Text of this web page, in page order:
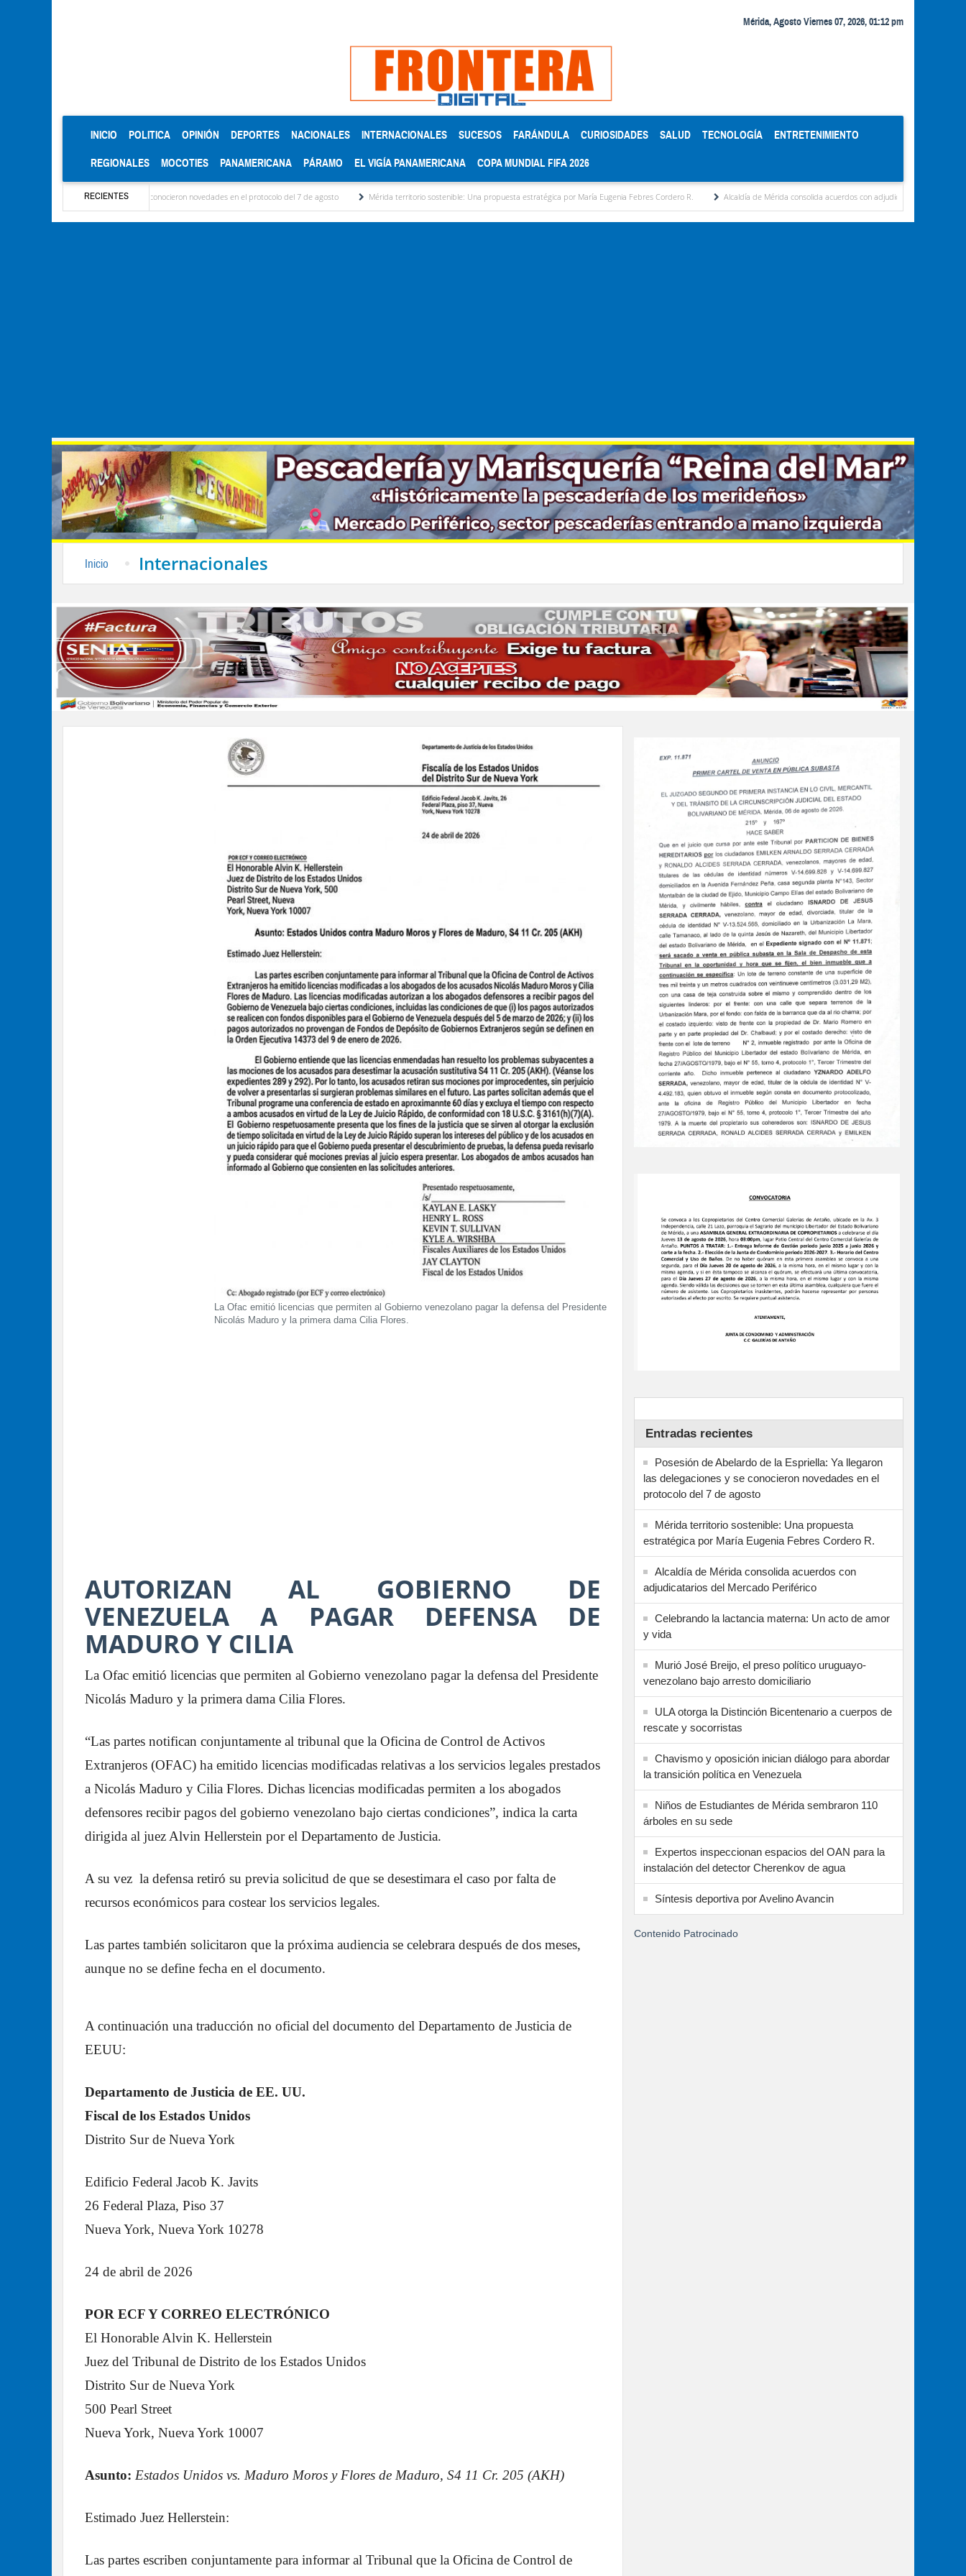
Mérida, Agosto Viernes 07, 2026, 01:12 pm
INICIO (CURRENT)
POLITICA OPINIÓN DEPORTES NACIONALES INTERNACIONALES SUCESOS FARÁNDULA CURIOSIDADES SALUD TECNOLOGÍA ENTRETENIMIENTO
REGIONALES MOCOTIES PANAMERICANA PÁRAMO EL VIGÍA PANAMERICANA COPA MUNDIAL FIFA 2026
RECIENTES
las delegaciones y se conocieron novedades en el protocolo del 7 de agosto Mérida territorio sostenible: Una propuesta estratégica por María Eugenia Febres Cordero R. Alcaldía de Mérida consolida acuerdos con adjudicatarios del Mercado Periférico
Inicio Internacionales
La Ofac emitió licencias que permiten al Gobierno venezolano pagar la defensa del Presidente
Nicolás Maduro y la primera dama Cilia Flores.
AUTORIZAN AL GOBIERNO DE
VENEZUELA A PAGAR DEFENSA DE
MADURO Y CILIA
La Ofac emitió licencias que permiten al Gobierno venezolano pagar la defensa del Presidente
Nicolás Maduro y la primera dama Cilia Flores.
“Las partes notifican conjuntamente al tribunal que la Oficina de Control de Activos
Extranjeros (OFAC) ha emitido licencias modificadas relativas a los servicios legales prestados
a Nicolás Maduro y Cilia Flores. Dichas licencias modificadas permiten a los abogados
defensores recibir pagos del gobierno venezolano bajo ciertas condiciones”, indica la carta
dirigida al juez Alvin Hellerstein por el Departamento de Justicia.
A su vez la defensa retiró su previa solicitud de que se desestimara el caso por falta de
recursos económicos para costear los servicios legales.
Las partes también solicitaron que la próxima audiencia se celebrara después de dos meses,
aunque no se define fecha en el documento.
A continuación una traducción no oficial del documento del Departamento de Justicia de
EEUU:
Departamento de Justicia de EE. UU.
Fiscal de los Estados Unidos
Distrito Sur de Nueva York
Edificio Federal Jacob K. Javits
26 Federal Plaza, Piso 37
Nueva York, Nueva York 10278
24 de abril de 2026
POR ECF Y CORREO ELECTRÓNICO
El Honorable Alvin K. Hellerstein
Juez del Tribunal de Distrito de los Estados Unidos
Distrito Sur de Nueva York
500 Pearl Street
Nueva York, Nueva York 10007
Asunto: Estados Unidos vs. Maduro Moros y Flores de Maduro, S4 11 Cr. 205 (AKH)
Estimado Juez Hellerstein:
Las partes escriben conjuntamente para informar al Tribunal que la Oficina de Control de
Entradas recientes
Posesión de Abelardo de la Espriella: Ya llegaron
las delegaciones y se conocieron novedades en el
protocolo del 7 de agosto
Mérida territorio sostenible: Una propuesta
estratégica por María Eugenia Febres Cordero R.
Alcaldía de Mérida consolida acuerdos con
adjudicatarios del Mercado Periférico
Celebrando la lactancia materna: Un acto de amor
y vida
Murió José Breijo, el preso político uruguayo-
venezolano bajo arresto domiciliario
ULA otorga la Distinción Bicentenario a cuerpos de
rescate y socorristas
Chavismo y oposición inician diálogo para abordar
la transición política en Venezuela
Niños de Estudiantes de Mérida sembraron 110
árboles en su sede
Expertos inspeccionan espacios del OAN para la
instalación del detector Cherenkov de agua
Síntesis deportiva por Avelino Avancin
Contenido Patrocinado